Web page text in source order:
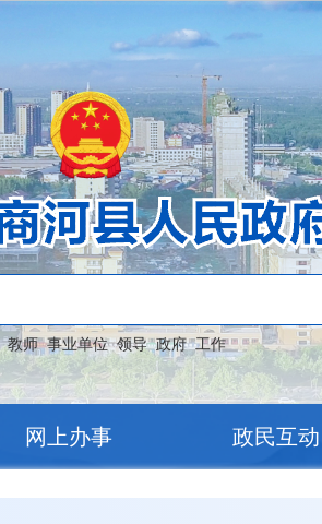
教师 事业单位 领导 政府 工作
网上办事 政民互动